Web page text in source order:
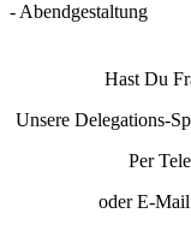
- Abendgestaltung
Hast Du
Unsere Delegations-
Per
oder E-Mail